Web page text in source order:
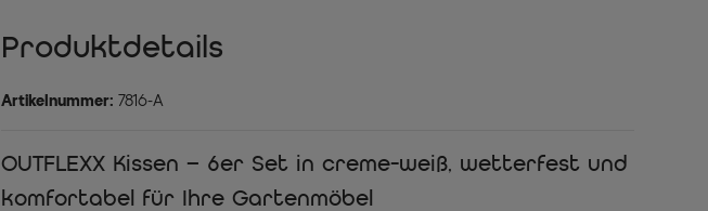
Produktdetails
Artikelnummer: 7816-A
OUTFLEXX Kissen – 6er Set in creme-weiß, wetterfest und
komfortabel für Ihre Gartenmöbel